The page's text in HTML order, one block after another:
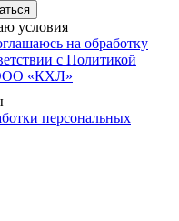
условия
на обработку
с Политикой
ООО «КХЛ»
персональных